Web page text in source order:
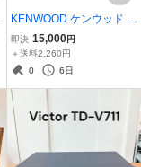
KENWOOD ケンウッド S
R-K800 スピーカースタン
ド ペア 木製 フロア型 木
目
即決 15,000円
＋送料2,260円
0
6日